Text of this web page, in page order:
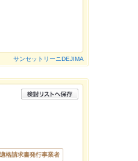
サンセットリーニDEJIMA
適格請求書発行事業者